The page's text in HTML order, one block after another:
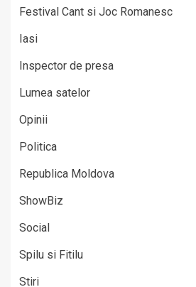
Festival Cant si Joc Romanesc
Iasi
Inspector de presa
Lumea satelor
Opinii
Politica
Republica Moldova
ShowBiz
Social
Spilu si Fitilu
Stiri